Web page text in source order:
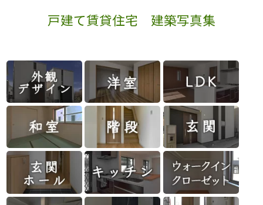
戸建て賃貸住宅 建築写真集